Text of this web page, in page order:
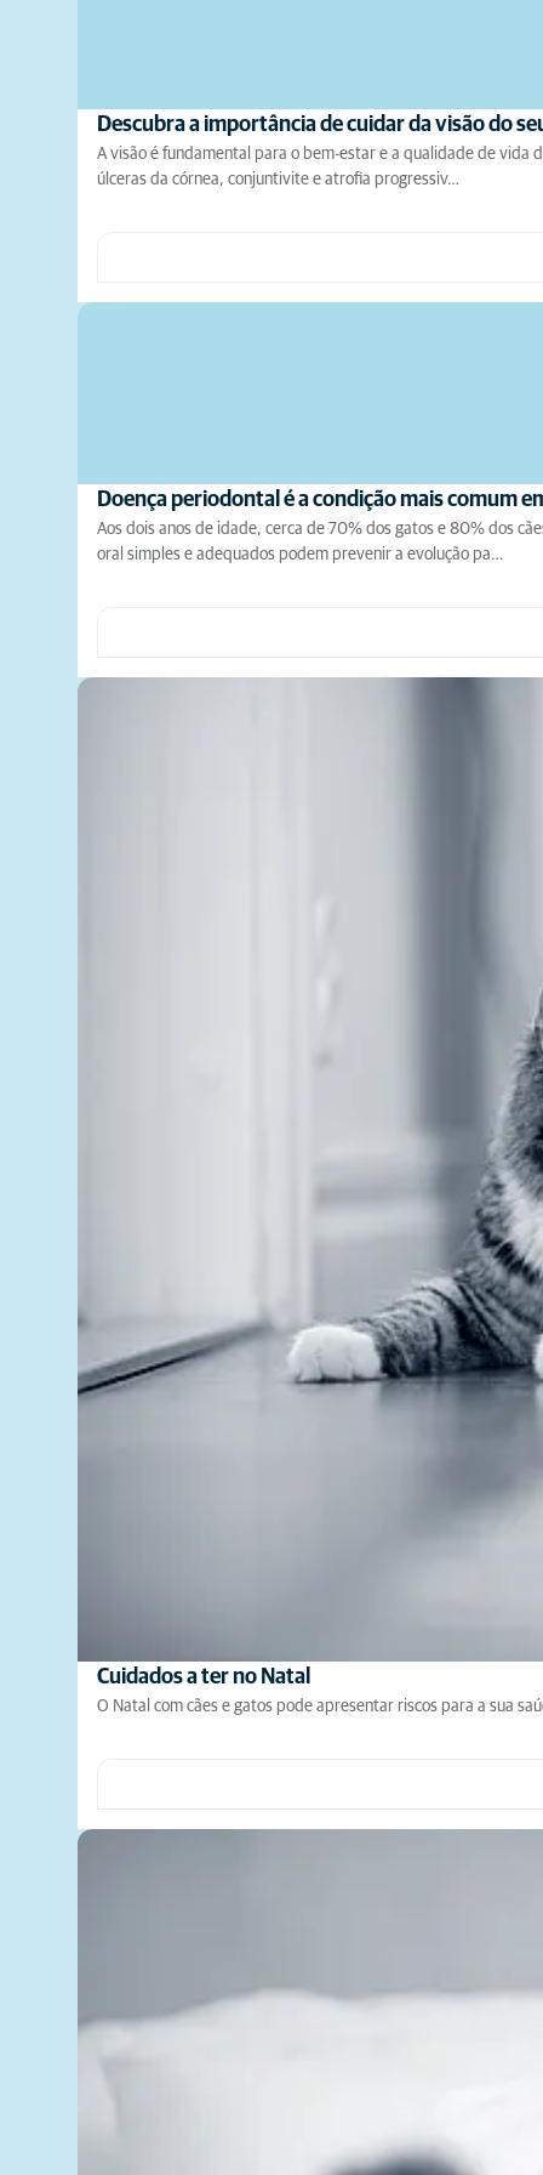
Descubra a importância de cuidar da visão do
A visão é fundamental para o bem-estar e a qualidade de vida
úlceras da córnea, conjuntivite e atrofia progressiv…
Doença periodontal é a condição mais comum
Aos dois anos de idade, cerca de 70% dos gatos e 80% dos
oral simples e adequados podem prevenir a evolução pa…
Cuidados a ter no Natal
O Natal com cães e gatos pode apresentar riscos para a sua